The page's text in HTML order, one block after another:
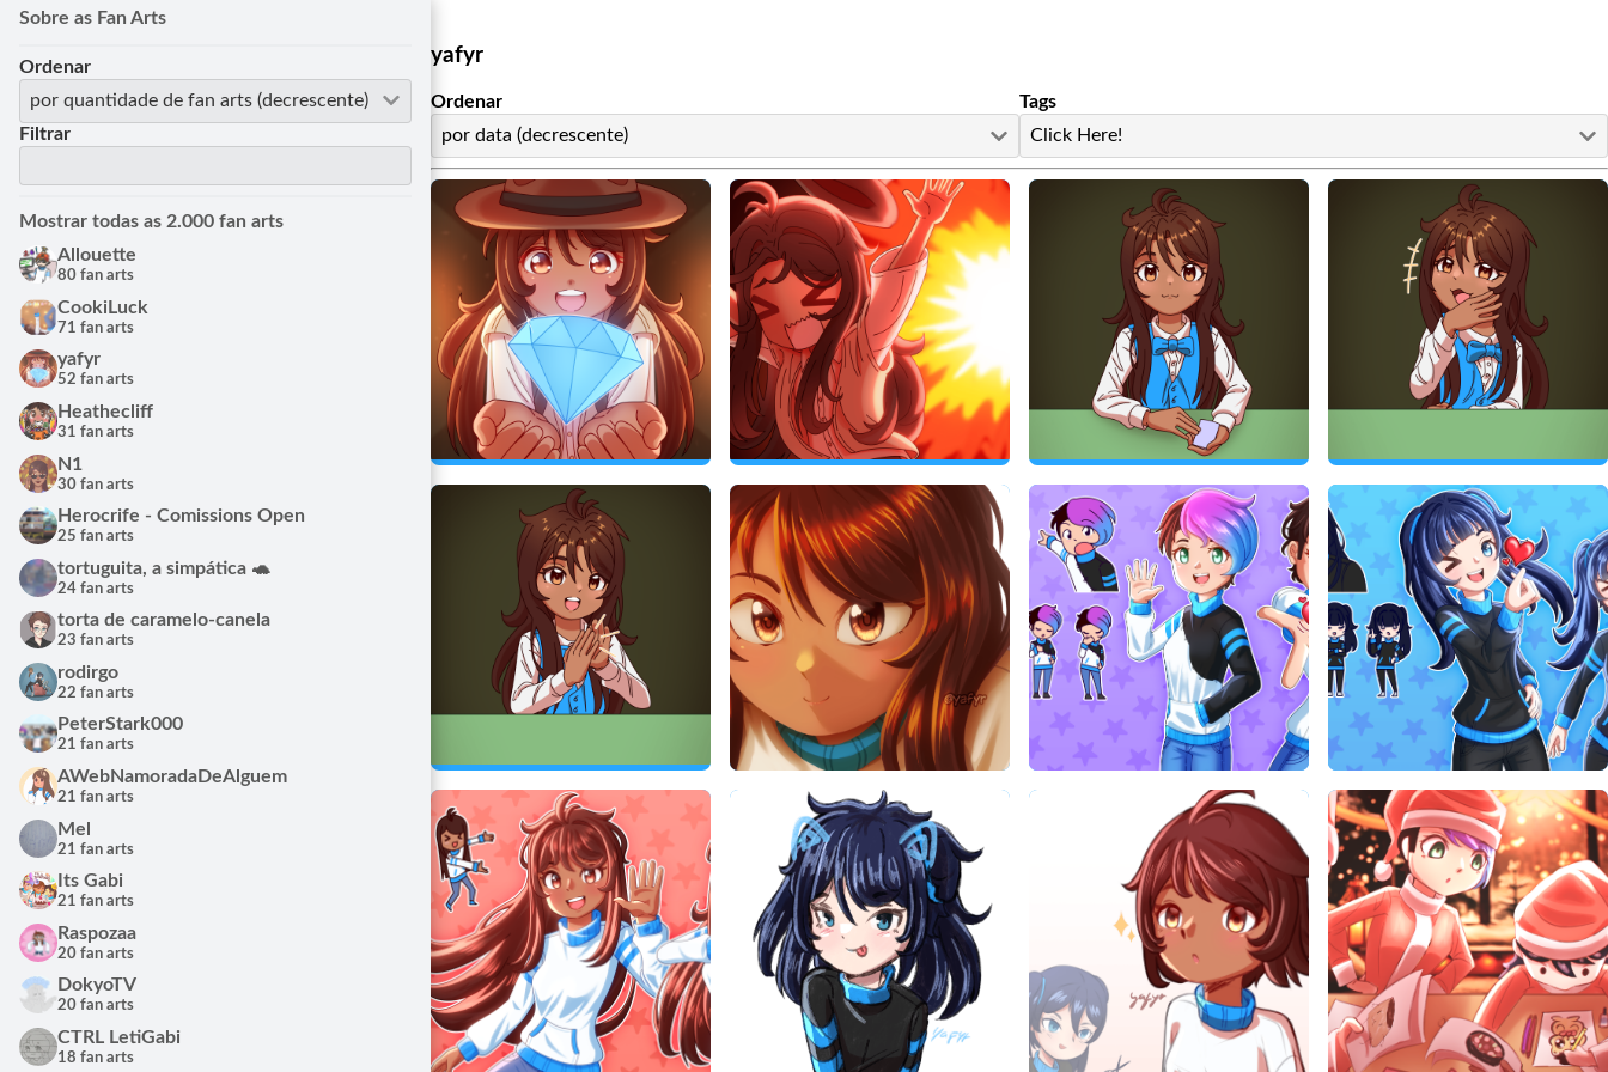
Sobre as Fan Arts
Ordenar
por quantidade de fan arts (decrescente)
Filtrar
Mostrar todas as 2.000 fan arts
Allouette
80 fan arts
CookiLuck
71 fan arts
yafyr
52 fan arts
Heathecliff
31 fan arts
N1
30 fan arts
Herocrife - Comissions Open
25 fan arts
tortuguita, a simpática 🐢
24 fan arts
torta de caramelo-canela
23 fan arts
rodirgo
22 fan arts
PeterStark000
21 fan arts
AWebNamoradaDeAlguem
21 fan arts
Mel
21 fan arts
Its Gabi
21 fan arts
Raspozaa
20 fan arts
DokyoTV
20 fan arts
CTRL LetiGabi
18 fan arts
yafyr
Ordenar
por data (decrescente)
Tags
Click Here!
Fan Art de yafyr
yafyr
10/12/2025
Fan Art de yafyr
yafyr
10/12/2025
Fan Art de yafyr
yafyr
Fan Art de yafyr
Fan Art de yafyr
Fan Art de yafyr
yafyr
24/10/2025
Fan Art de yafyr
yafyr
02/08/2025
Fan Art de yafyr
yafyr
02/08/2025
Fan Art de yafyr
Fan Art de yafyr
Fan Art de yafyr
Fan Art de yafyr